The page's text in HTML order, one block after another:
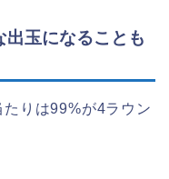
出玉になることも
りは99%が4ラウン